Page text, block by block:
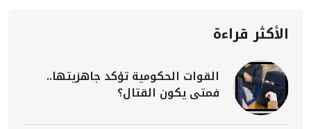
الأكثر قراءة
القوات الحكومية تؤكد جاهزيتها..
فمتى يكون القتال؟